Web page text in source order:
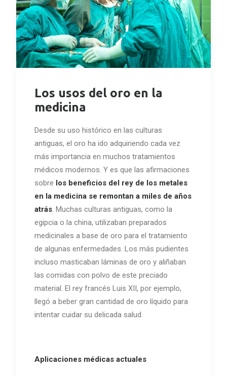
Los usos del oro en la
medicina
Desde su uso histórico en las culturas
antiguas, el oro ha ido adquiriendo cada vez
más importancia en muchos tratamientos
médicos modernos. Y es que las afirmaciones
sobre los beneficios del rey de los metales
en la medicina se remontan a miles de años
atrás. Muchas culturas antiguas, como la
egipcia o la china, utilizaban preparados
medicinales a base de oro para el tratamiento
de algunas enfermedades. Los más pudientes
incluso masticaban láminas de oro y aliñaban
las comidas con polvo de este preciado
material. El rey francés Luis XII, por ejemplo,
llegó a beber gran cantidad de oro líquido para
intentar cuidar su delicada salud.
Aplicaciones médicas actuales